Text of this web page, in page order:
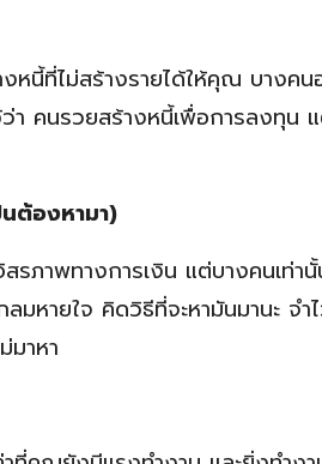
งหนี้ที่ไม่สร้างรายได้ให้คุณ บาง
ว่า คนรวยสร้างหนี้เพื่อการลงทุ
ต้องหามา)
รภาพทางการเงิน แต่บางคนเท่
หายใจ คิดวิธีที่จะหามันมานะ จ
มาหา